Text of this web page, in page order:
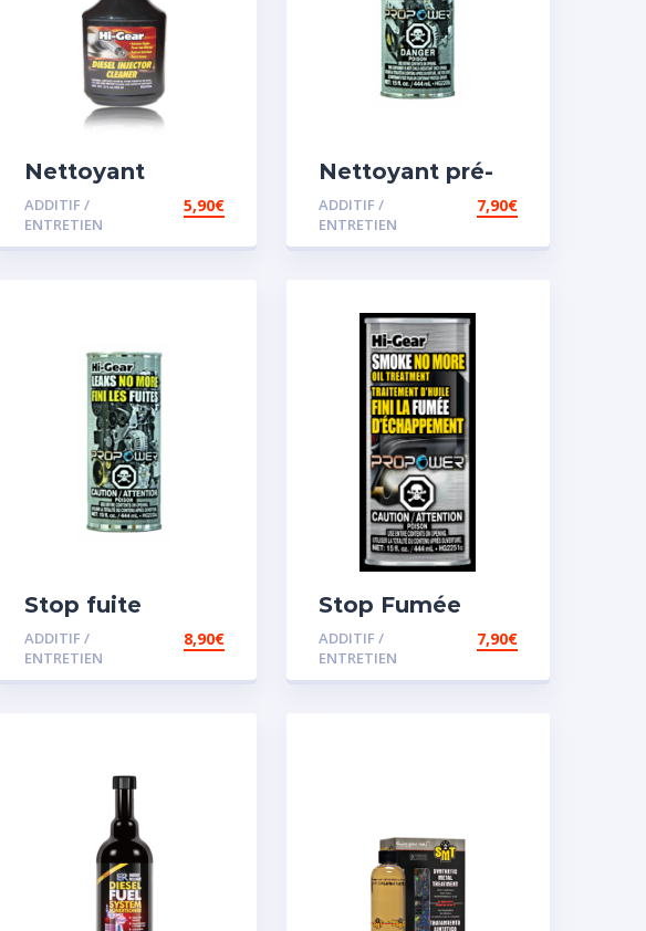
Nettoyant
injecteur diesel
ADDITIF /
ENTRETIEN
5,90€
Nettoyant pré-
vidange
ADDITIF /
ENTRETIEN
7,90€
Stop fuite
moteur
ADDITIF /
ENTRETIEN
8,90€
Stop Fumée
ADDITIF /
ENTRETIEN
7,90€